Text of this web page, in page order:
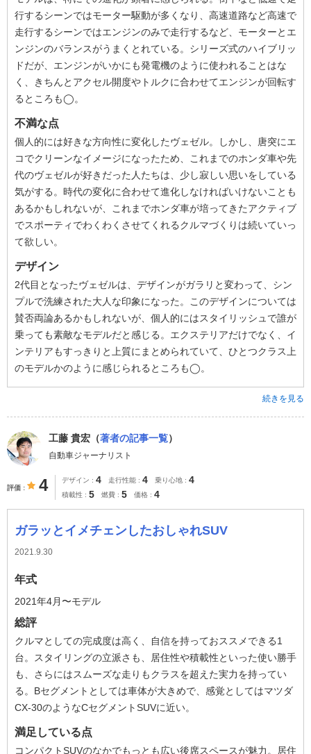
行するシーンではモーター駆動が多くなり、高速道路など高速で
走行するシーンではエンジンのみで走行するなど、モーターとエ
ンジンのバランスがうまくとれている。シリーズ式のハイブリッ
ドだが、エンジンがいかにも発電機のように使われることはな
く、きちんとアクセル開度やトルクに合わせてエンジンが回転す
るところも◯。
不満な点
個人的には好きな方向性に変化したヴェゼル。しかし、唐突にエ
コでクリーンなイメージになったため、これまでのホンダ車や先
代のヴェゼルが好きだった人たちは、少し寂しい思いをしている
気がする。時代の変化に合わせて進化しなければいけないことも
あるかもしれないが、これまでホンダ車が培ってきたアクティブ
でスポーティでわくわくさせてくれるクルマづくりは続いていっ
て欲しい。
デザイン
2代目となったヴェゼルは、デザインがガラリと変わって、シン
プルで洗練された大人な印象になった。このデザインについては
賛否両論あるかもしれないが、個人的にはスタイリッシュで誰が
乗っても素敵なモデルだと感じる。エクステリアだけでなく、イ
ンテリアもすっきりと上質にまとめられていて、ひとつクラス上
のモデルかのように感じられるところも◯。
続きを見る
工藤 貴宏（著者の記事一覧）
自動車ジャーナリスト
評価 4 デザイン 4 走行性能 4 乗り心地 4
積載性 5 燃費 5 価格 4
ガラッとイメチェンしたおしゃれSUV
2021.9.30
年式
2021年4月〜モデル
総評
クルマとしての完成度は高く、自信を持っておススメできる1
台。スタイリングの立派さも、居住性や積載性といった使い勝手
も、さらにはスムーズな走りもクラスを超えた実力を持ってい
る。Bセグメントとしては車体が大きめで、感覚としてはマツダ
CX-30のようなCセグメントSUVに近い。
満足している点
コンパクトSUVのなかでもっとも広い後席スペースが魅力。居住